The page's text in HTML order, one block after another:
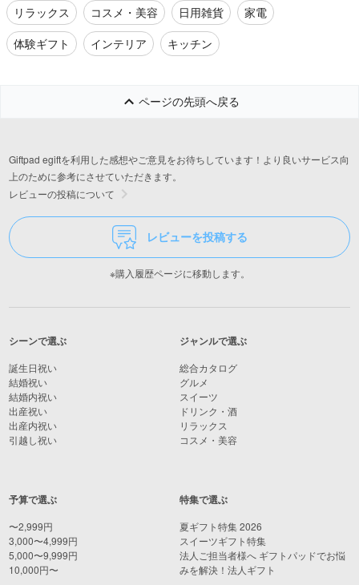
リラックス
コスメ・美容 日用雑貨
家電
体験ギフト
インテリア キッチン
ページの先頭へ戻る
Giftpad egiftを利用した感想やご意見をお待ちしています！より良いサービス向
上のために参考にさせていただきます。
レビューの投稿について
レビューを投稿する
※購入履歴ページに移動します。
シーンで選ぶ
誕生日祝い
結婚祝い
結婚内祝い
出産祝い
出産内祝い
引越し祝い
予算で選ぶ
〜2,999円
3,000〜4,999円
5,000〜9,999円
10,000円〜
ジャンルで選ぶ
総合カタログ
グルメ
スイーツ
ドリンク・酒
リラックス
コスメ・美容
特集で選ぶ
夏ギフト特集 2026
スイーツギフト特集
法人ご担当者様へ ギフトパッドでお悩
みを解決！法人ギフト